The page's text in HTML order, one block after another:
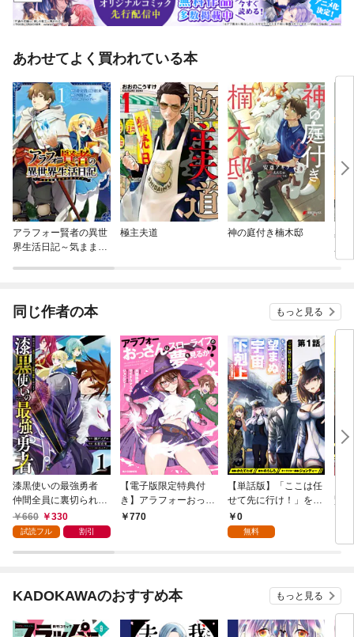
あわせてよく買われている本
アラフォー賢者の異世
界生活日記～気ままな
極主夫道 神の庭付き楠木邸
真
同じ作者の本 もっと見る
漆黒使いの最強勇者
仲間全員に裏切られた
ので最強の魔物と組み
ます 1巻
660 330
試読フル 割引
【電子版限定特典付
き】アラフォーおっさ
んはスローライフの夢
770
【単話版】「ここは任
せて先に行け！」をし
たい死にたがりの望ま
ぬ宇宙下剋上@COMI
0
無料
賢
ル
KADOKAWAのおすすめ本 もっと見る